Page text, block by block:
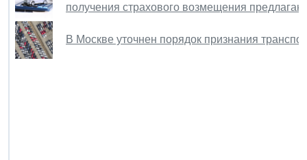
получения страхового возмещения
В Москве уточнен порядок признания